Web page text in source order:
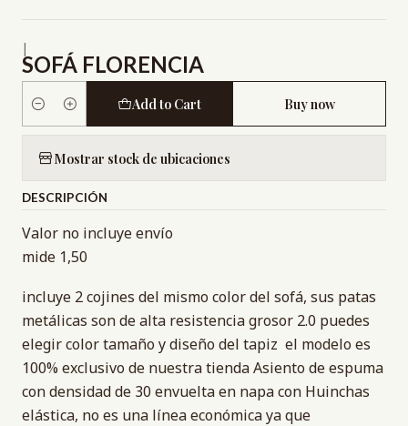
|
SOFÁ FLORENCIA
Quantity
Add to Cart Buy now
Mostrar stock de ubicaciones
DESCRIPCIÓN
Valor no incluye envío
mide 1,50
incluye 2 cojines del mismo color del sofá, sus patas
metálicas son de alta resistencia grosor 2.0 puedes
elegir color tamaño y diseño del tapiz el modelo es
100% exclusivo de nuestra tienda Asiento de espuma
con densidad de 30 envuelta en napa con Huinchas
elástica, no es una línea económica ya que